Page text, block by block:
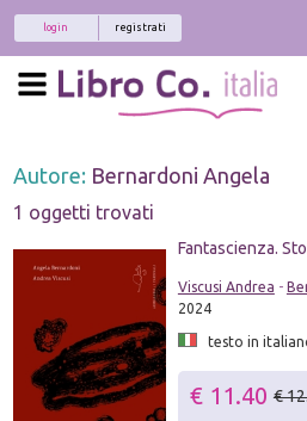
registrati
login
Autore: Bernardoni Angela
1 oggetti trovati
Fantascienza.
Viscusi Andrea -
2024
testo in
€ 11.40 €